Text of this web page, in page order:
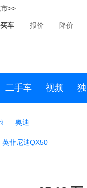
>>
买车 报价 降价
二手车 视频
奥迪
英菲尼迪QX50